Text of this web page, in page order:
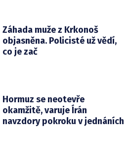
Záhada muže z Krkonoš
objasněna. Policisté už vědí,
co je zač
Hormuz se neotevře
okamžitě, varuje Írán
navzdory pokroku v jednáních